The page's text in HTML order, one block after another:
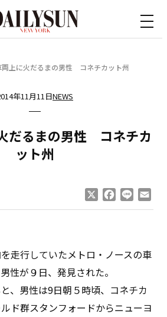
両上に火だるまの男性 コネチカット州
年11月11日NEWS
だるまの男性 コネチカ
ット州
Facebook
Line
走行していたメトロ・ノースの車
性が９日、発見された。
、男性は9日朝５時頃、コネチカ
ド群スタンフォードからニューヨ